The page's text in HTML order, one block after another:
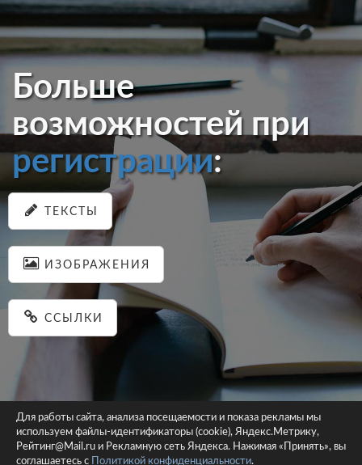
Больше
возможностей при
регистрации:
ТЕКСТЫ
ИЗОБРАЖЕНИЯ
ССЫЛКИ
© 2026 pastein.ru |Пользовательское соглашение|Политика
конфиденциальности
Для работы сайта, анализа посещаемости и показа рекламы мы
используем файлы-идентификаторы (cookie), Яндекс.Метрику,
Рейтинг@Mail.ru и Рекламную сеть Яндекса. Нажимая «Принять», вы
соглашаетесь с
Политикой конфиденциальности.